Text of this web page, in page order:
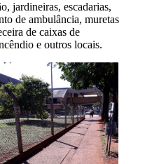
jardineiras, escadarias,
de ambulância, muretas
de caixas de
e outros locais.